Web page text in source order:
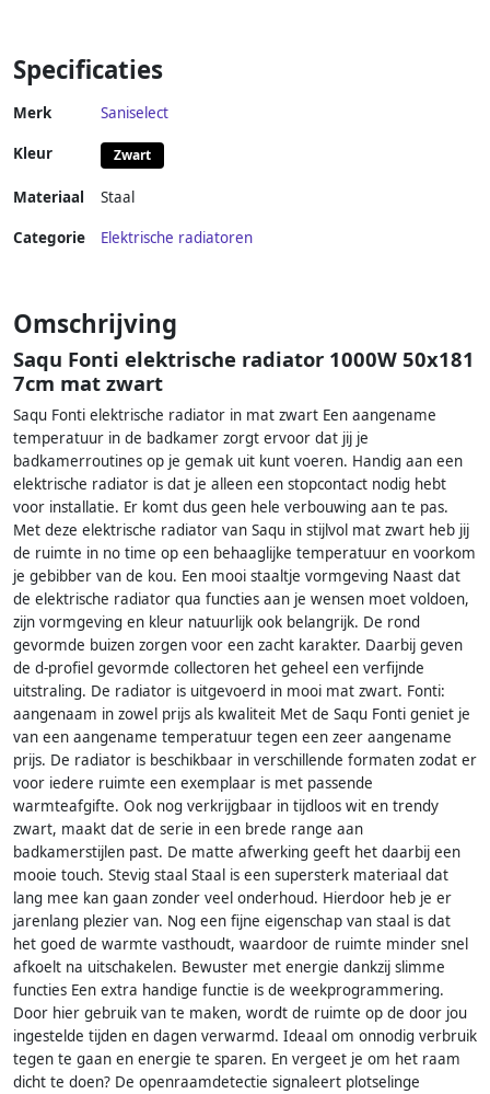
Specificaties
Merk Saniselect
Kleur Zwart
Materiaal Staal
Categorie Elektrische radiatoren
Omschrijving
Saqu Fonti elektrische radiator 1000W 50x181
7cm mat zwart
Saqu Fonti elektrische radiator in mat zwart Een aangename
temperatuur in de badkamer zorgt ervoor dat jij je
badkamerroutines op je gemak uit kunt voeren. Handig aan een
elektrische radiator is dat je alleen een stopcontact nodig hebt
voor installatie. Er komt dus geen hele verbouwing aan te pas.
Met deze elektrische radiator van Saqu in stijlvol mat zwart heb jij
de ruimte in no time op een behaaglijke temperatuur en voorkom
je gebibber van de kou. Een mooi staaltje vormgeving Naast dat
de elektrische radiator qua functies aan je wensen moet voldoen,
zijn vormgeving en kleur natuurlijk ook belangrijk. De rond
gevormde buizen zorgen voor een zacht karakter. Daarbij geven
de d-profiel gevormde collectoren het geheel een verfijnde
uitstraling. De radiator is uitgevoerd in mooi mat zwart. Fonti:
aangenaam in zowel prijs als kwaliteit Met de Saqu Fonti geniet je
van een aangename temperatuur tegen een zeer aangename
prijs. De radiator is beschikbaar in verschillende formaten zodat er
voor iedere ruimte een exemplaar is met passende
warmteafgifte. Ook nog verkrijgbaar in tijdloos wit en trendy
zwart, maakt dat de serie in een brede range aan
badkamerstijlen past. De matte afwerking geeft het daarbij een
mooie touch. Stevig staal Staal is een supersterk materiaal dat
lang mee kan gaan zonder veel onderhoud. Hierdoor heb je er
jarenlang plezier van. Nog een fijne eigenschap van staal is dat
het goed de warmte vasthoudt, waardoor de ruimte minder snel
afkoelt na uitschakelen. Bewuster met energie dankzij slimme
functies Een extra handige functie is de weekprogrammering.
Door hier gebruik van te maken, wordt de ruimte op de door jou
ingestelde tijden en dagen verwarmd. Ideaal om onnodig verbruik
tegen te gaan en energie te sparen. En vergeet je om het raam
dicht te doen? De openraamdetectie signaleert plotselinge